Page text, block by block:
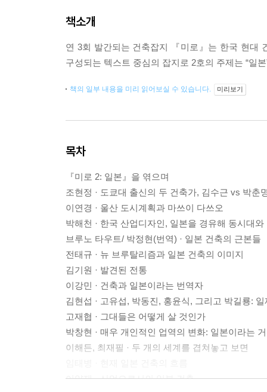
책소개
연 3회 발간되는 건축잡지 『미로』는 한국 현대
구성되는 텍스트 중심의 잡지로 2호의 주제는 “일본
책의 일부 내용을 미리 읽어보실 수 있습니다. 미리보기
목차
『미로 2: 일본』을 엮으며
조현정 · 도쿄대 출신의 두 건축가, 김수근 vs 박춘
이연경 · 울산 도시계획과 마쓰이 다쓰오
박해천 · 한국 산업디자인, 일본을 경유해 동시대
브루노 타우트/ 박정현(번역) · 일본 건축의 근본들
전태규 · 뉴 브루탈리즘과 일본 건축의 이미지
김기원 · 발견된 전통
이강민 · 건축과 일본이라는 번역자
김현섭 · 고유섭, 박동진, 홍윤식, 그리고 박길룡:
고재협 · 그대들은 어떻게 살 것인가
박창현 · 매우 개인적인 업역의 변화: 일본이라는
이해든, 최재필 · 두 개의 세계를 겹쳐놓고 보면
이양재 · 산업으로서의 일본 건축